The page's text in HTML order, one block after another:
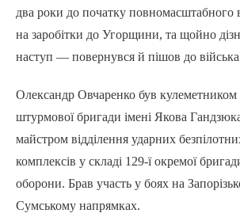
два роки до початку повномасштабного
на заробітки до Угорщини, та щойно
наступ — повернувся й пішов до
Олександр Овчаренко був кулеметником
штурмової бригади імені Якова
майстром відділення ударних
комплексів у складі 129-ї окремої
оборони. Брав участь у боях на
Сумському напрямках.